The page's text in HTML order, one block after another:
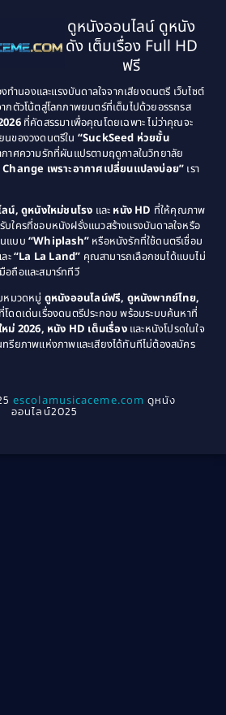
(134)
หนังคลาสสิก(21)
หนังคลาสสิก(25)
ตลก(46)
ตลก(515)
of Age ก้าวพ้นวัย(1)
of-Age(3)
Community(1)
อาชญากรรม(78)
Cult Film(4)
1994
1992
1988
1986
1984
1982
1978
1975
1970
1968
1963
ดูหนังออนไลน์ ดูหนัง
ดัง เต็มเรื่อง Full HD
ฟรี
นองและแรงบันดาลใจจากเสียงดนตรี เว็บไซต์
กตัวโน้ตสู่โลกภาพยนตร์ที่เต็มไปด้วยอรรถรส
ที่คัดสรรมาเพื่อคุณโดยเฉพาะ ไม่ว่าคุณจะ
นของวงดนตรีใน “SuckSeed ห่วยขั้น
าศความรักที่ผันแปรตามฤดูกาลในวิทยาลัย
เพราะอากาศเปลี่ยนแปลงบ่อย” เรา
น์, ดูหนังใหม่ชนโรง และ หนัง HD ที่ให้คุณภาพ
บใครที่ชอบหนังฝรั่งแนวสร้างแรงบันดาลใจหรือ
แบบ “Whiplash” หรือหนังรักที่ใช้ดนตรีเชื่อม
ะ“La La Land” คุณสามารถเลือกชมได้แบบไม่
ถือและสมาร์ททีวี
หมวดหมู่ ดูหนังออนไลน์ฟรี, ดูหนังพากย์ไทย,
โดดเด่นเรื่องดนตรีประกอบ พร้อมระบบค้นหาที่
ม่ 2026, หนัง HD เต็มเรื่องและหนังโปรดในใจ
รียภาพแห่งภาพและเสียงได้ทันทีไม่ต้องสมัคร
escolamusicaceme.com ดูหนัง
ออนไลน์2025